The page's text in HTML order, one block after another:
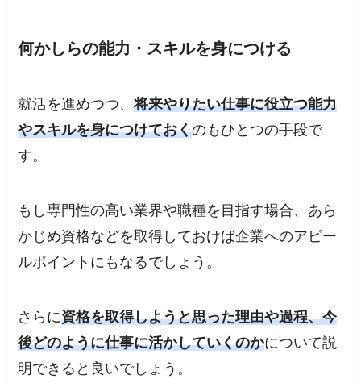
何かしらの能力・スキルを身につける
就活を進めつつ、将来やりたい仕事に役立つ能力
やスキルを身につけておくのもひとつの手段で
す。
もし専門性の高い業界や職種を目指す場合、あら
かじめ資格などを取得しておけば企業へのアピー
ルポイントにもなるでしょう。
さらに資格を取得しようと思った理由や過程、今
後どのように仕事に活かしていくのかについて説
明できると良いでしょう。